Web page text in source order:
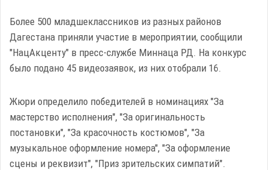
Более 500 младшеклассников из разных районов
Дагестана приняли участие в мероприятии, сообщили
"НацАкценту" в пресс-службе Миннаца РД. На конкурс
было подано 45 видеозаявок, из них отобрали 16.
Жюри определило победителей в номинациях "За
мастерство исполнения", "За оригинальность
постановки", "За красочность костюмов", "За
музыкальное оформление номера", "За оформление
сцены и реквизит", "Приз зрительских симпатий".